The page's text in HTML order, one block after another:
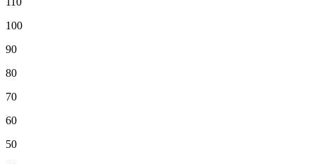
100
90
80
70
60
50